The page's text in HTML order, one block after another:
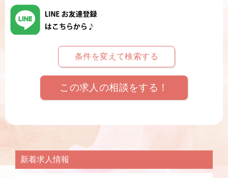
条件を変えて検索する
この求人の相談をする！
新着求人情報